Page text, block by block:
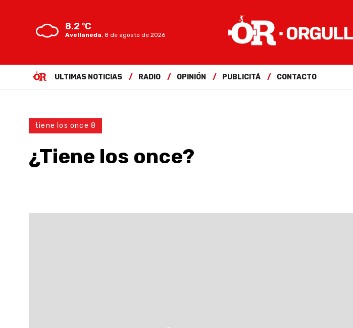
8.2 ºC
Avellaneda, 8 de agosto de 2026
ULTIMAS NOTICIAS RADIO OPINIÓN PUBLICITÁ CONTACTO
tiene los once 8
¿Tiene los once?